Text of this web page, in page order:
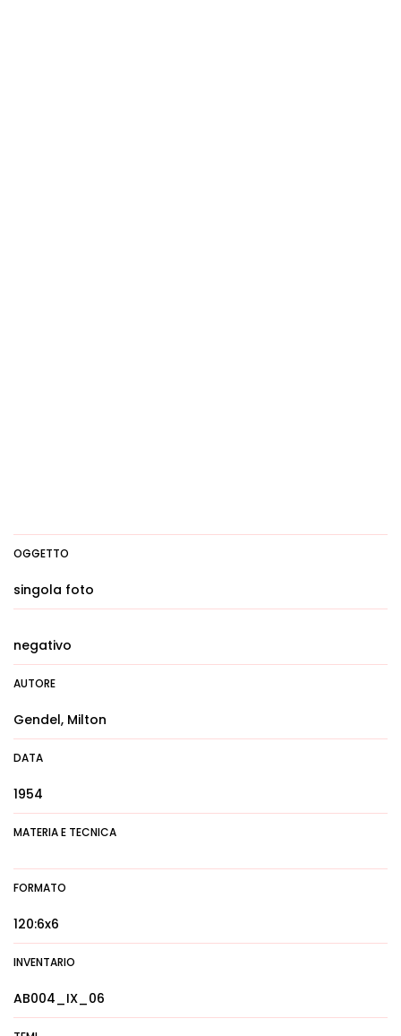
OGGETTO
singola foto
negativo
AUTORE
Gendel, Milton
DATA
1954
MATERIA E TECNICA
FORMATO
120:6x6
INVENTARIO
AB004_IX_06